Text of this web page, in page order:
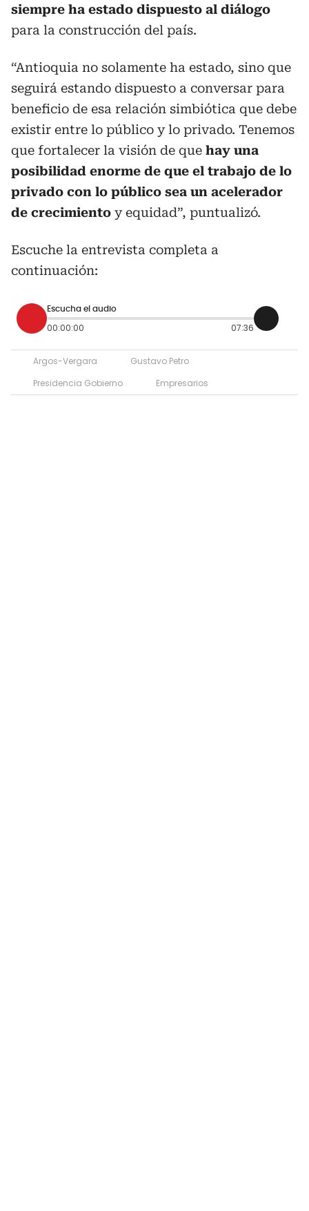
siempre ha estado dispuesto al diálogo
para la construcción del país.
“Antioquia no solamente ha estado, sino que
seguirá estando dispuesto a conversar para
beneficio de esa relación simbiótica que debe
existir entre lo público y lo privado. Tenemos
que fortalecer la visión de que hay una
posibilidad enorme de que el trabajo de lo
privado con lo público sea un acelerador
de crecimiento y equidad”, puntualizó.
Escuche la entrevista completa a
continuación:
Escucha el audio
00:00:00 07:36
Argos-Vergara
Gustavo Petro
Presidencia Gobierno
Empresarios